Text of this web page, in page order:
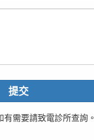
提交
需要請致電診所查詢。